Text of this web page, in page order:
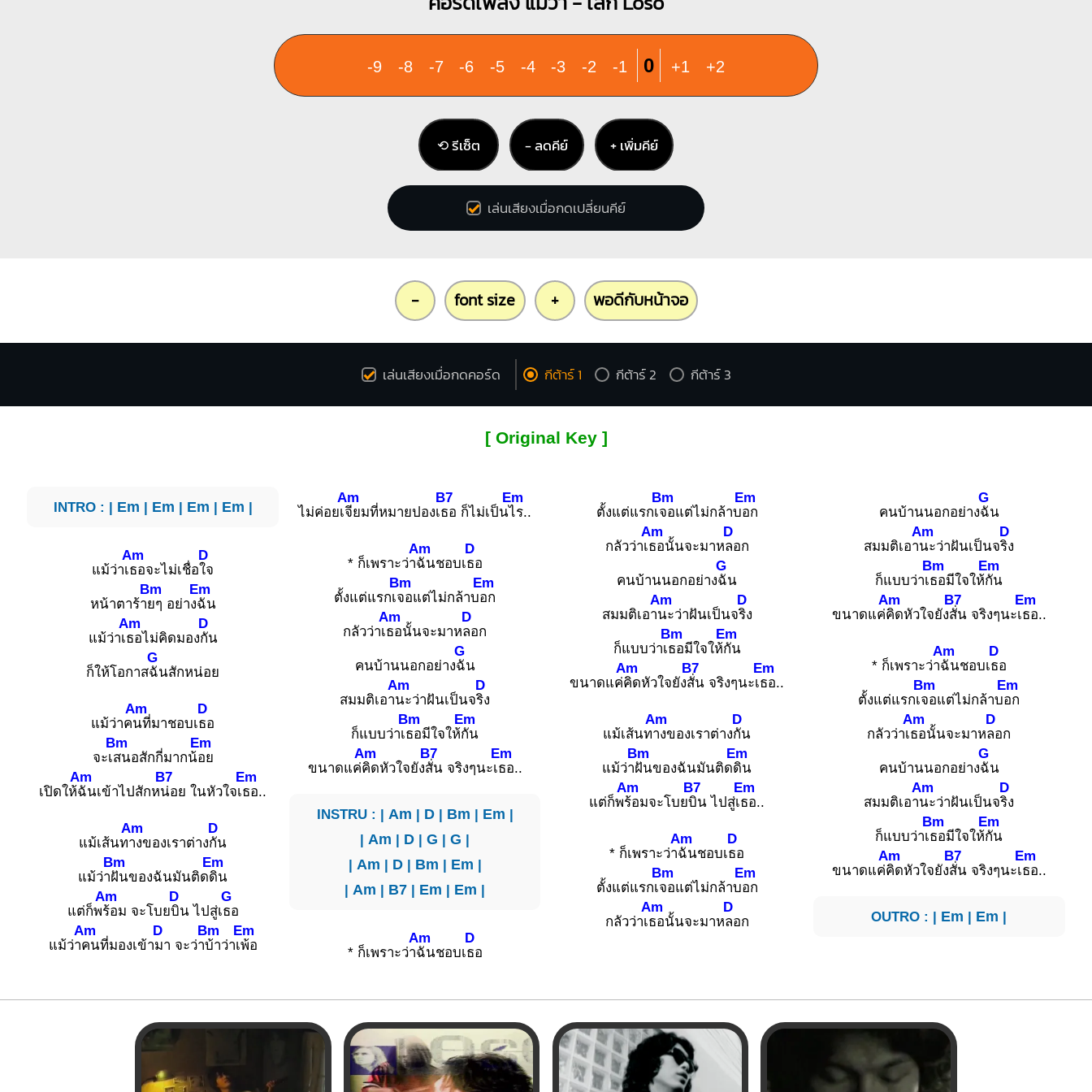
-9 -8 -7 -6 -5 -4 -3 -2 -1 0 +1 +2
⟲ รีเซ็ต − ลดคีย์ + เพิ่มคีย์
เล่นเสียงเมื่อกดเปลี่ยนคีย์
- font size + พอดีกับหน้าจอ
เล่นเสียงเมื่อกดคอร์ด กีต้าร์ 1 กีต้าร์ 2 กีต้าร์ 3
[ Original Key ]
INTRO : | Em | Em | Em | Em |
แม้ว่าเ
Am
ธอจะไม่เชื่อ
D
ใจ
หน้าตาร้า
Bm
ยๆ อย่าง
Em
ฉัน
แม้ว่าเ
Am
ธอไม่คิดมอง
D
กัน
ก็ให้โอกาส
G
ฉันสักหน่อย
แม้ว่าค
Am
นที่มาชอบเ
D
ธอ
จะเ
Bm
สนอสักกี่มากน้
Em
อย
เปิดให้
Am
ฉันเข้าไปสักห
B7
น่อย ในหัวใจเ
Em
ธอ..
แม้เส้นท
Am
างของเราต่าง
D
กัน
แม้ว่า
Bm
ฝันของฉันมันติด
Em
ดิน
แต่ก็พ
Am
ร้อม จะโบย
D
บิน ไปสู่เ
G
ธอ
แม้ว่า
Am
คนที่มองเข้า
D
มา จะว่า
Bm
บ้าว่าเ
Em
พ้อ
ไม่ค่อยเ
Am
จียมที่หมายปองเ
B7
ธอ ก็ไม่เป็น
Em
ไร..
* ก็เพราะว่า
Am
ฉันชอบเ
D
ธอ
ตั้งแต่แรกเ
Bm
จอแต่ไม่กล้าบ
Em
อก
กลัวว่าเ
Am
ธอนั้นจะมาห
D
ลอก
คนบ้านนอกอย่าง
G
ฉัน
สมมติเอา
Am
นะว่าฝันเป็นจ
D
ริง
ก็แบบว่าเ
Bm
ธอมีใจให้
Em
กัน
ขนาดแค่
Am
คิดหัวใจยัง
B7
สั่น จริงๆนะเ
Em
ธอ..
INSTRU : | Am | D| Bm | Em |
| Am | D |G |G |
| Am | D| Bm | Em |
| Am | B7 | Em | Em |
* ก็เพราะว่า
Am
ฉันชอบเ
D
ธอ
ตั้งแต่แรกเ
Bm
จอแต่ไม่กล้าบ
Em
อก
กลัวว่าเ
Am
ธอนั้นจะมาห
D
ลอก
คนบ้านนอกอย่าง
G
ฉัน
สมมติเอา
Am
นะว่าฝันเป็นจ
D
ริง
ก็แบบว่าเ
Bm
ธอมีใจให้
Em
กัน
ขนาดแค่
Am
คิดหัวใจยัง
B7
สั่น จริงๆนะเ
Em
ธอ..
แม้เส้นท
Am
างของเราต่าง
D
กัน
แม้ว่า
Bm
ฝันของฉันมันติด
Em
ดิน
แต่ก็พ
Am
ร้อมจะโบย
B7
บิน ไปสู่เ
Em
ธอ..
* ก็เพราะว่า
Am
ฉันชอบเ
D
ธอ
ตั้งแต่แรกเ
Bm
จอแต่ไม่กล้าบ
Em
อก
กลัวว่าเ
Am
ธอนั้นจะมาห
D
ลอก
คนบ้านนอกอย่าง
G
ฉัน
สมมติเอา
Am
นะว่าฝันเป็นจ
D
ริง
ก็แบบว่าเ
Bm
ธอมีใจให้
Em
กัน
ขนาดแค่
Am
คิดหัวใจยัง
B7
สั่น จริงๆนะเ
Em
ธอ..
* ก็เพราะว่า
Am
ฉันชอบเ
D
ธอ
ตั้งแต่แรกเ
Bm
จอแต่ไม่กล้าบ
Em
อก
กลัวว่าเ
Am
ธอนั้นจะมาห
D
ลอก
คนบ้านนอกอย่าง
G
ฉัน
สมมติเอา
Am
นะว่าฝันเป็นจ
D
ริง
ก็แบบว่าเ
Bm
ธอมีใจให้
Em
กัน
ขนาดแค่
Am
คิดหัวใจยัง
B7
สั่น จริงๆนะเ
Em
ธอ..
OUTRO : | Em | Em |